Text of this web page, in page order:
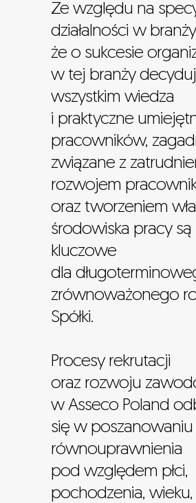
Ze względu na
działalności w
że o sukcesie
w tej branży
wszystkim wiedza
i praktyczne
pracowników,
związane z
rozwojem
oraz tworzeniem
środowiska pracy są
kluczowe
dla
zrównoważonego
Spółki.
Procesy rekrutacji
oraz rozwoju
w Asseco Poland
się w poszanowaniu
równouprawnienia
pod względem płci,
pochodzenia, wieku,